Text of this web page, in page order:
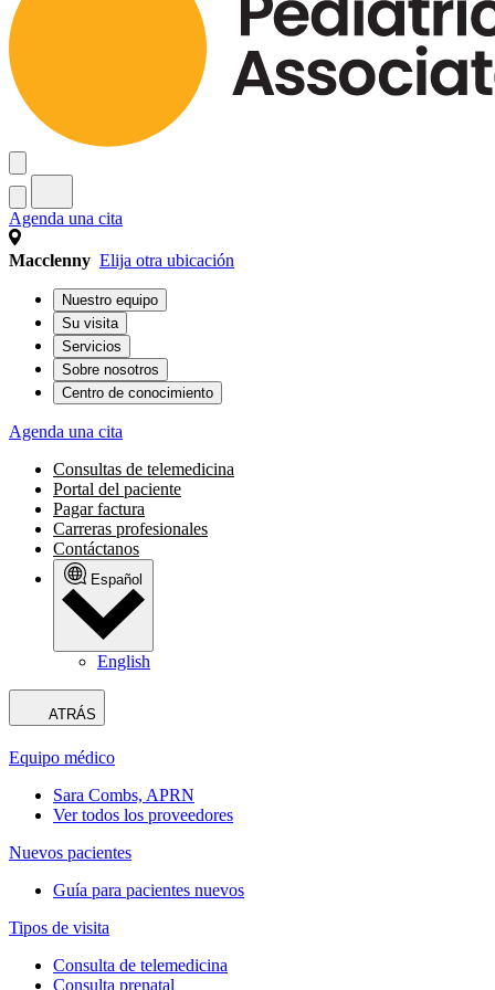
Agenda una cita
Macclenny Elija otra ubicación
Nuestro equipo
Su visita
Servicios
Sobre nosotros
Centro de conocimiento
Agenda una cita
Consultas de telemedicina
Portal del paciente
Pagar factura
Carreras profesionales
Contáctanos
Español
English
ATRÁS
Equipo médico
Sara Combs, APRN
Ver todos los proveedores
Nuevos pacientes
Guía para pacientes nuevos
Tipos de visita
Consulta de telemedicina
Consulta prenatal